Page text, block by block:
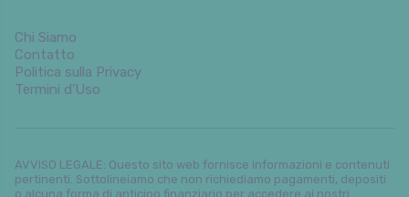
Chi Siamo
Contatto
Politica sulla Privacy
Termini d’Uso
AVVISO LEGALE: Questo sito web fornisce informazioni e contenuti
pertinenti. Sottolineiamo che non richiediamo pagamenti, depositi
o alcuna forma di anticipo finanziario per accedere ai nostri